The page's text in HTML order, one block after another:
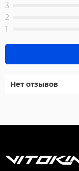
3
2
1
Нет отзывов